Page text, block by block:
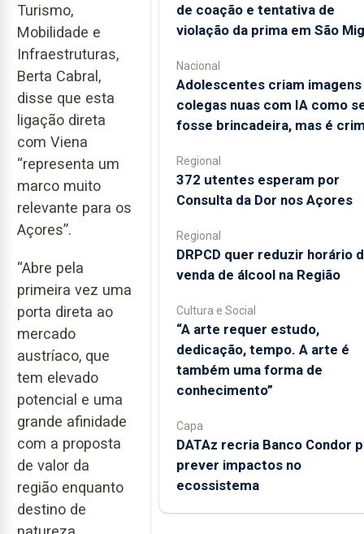
Turismo,
Mobilidade e
Infraestruturas,
Berta Cabral,
disse que esta
ligação direta
com Viena
“representa um
marco muito
relevante para os
Açores”.
“Abre pela
primeira vez uma
porta direta ao
mercado
austríaco, que
tem elevado
potencial e uma
grande afinidade
com a proposta
de valor da
região enquanto
destino de
de coação e tentativa de
violação da prima em São
Nacional
Adolescentes criam imagens
colegas nuas com IA como
fosse brincadeira, mas é
Regional
372 utentes esperam por
Consulta da Dor nos Açores
Regional
DRPCD quer reduzir horário
venda de álcool na Região
Cultura e Social
“A arte requer estudo,
dedicação, tempo. A arte é
também uma forma de
conhecimento”
Capa
DATAz recria Banco Condor
prever impactos no
ecossistema